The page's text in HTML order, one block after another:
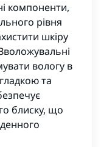
компоненти,
рівня
шкіру
вологу в
та
блиску, що